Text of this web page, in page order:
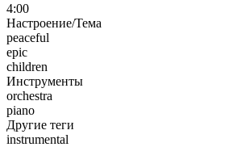
4:00
Настроение/Тема
peaceful
epic
children
Инструменты
orchestra
piano
Другие теги
instrumental